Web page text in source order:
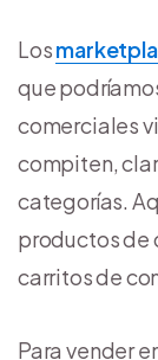
Los
que
comerciales
compiten,
categorías.
productos de
carritos de
Para vender